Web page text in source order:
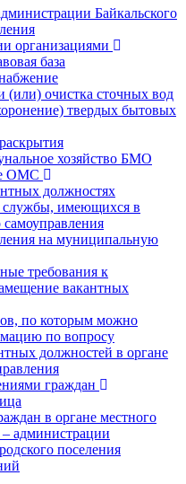
Байкальского
организациями
база
(или) очистка сточных вод
твердых бытовых
хозяйство БМО
ОМС
должностях
имеющихся в
самоуправления
на муниципальную
требования к
вакантных
по которым можно
по вопросу
должностей в органе
граждан
в органе местного
администрации
поселения